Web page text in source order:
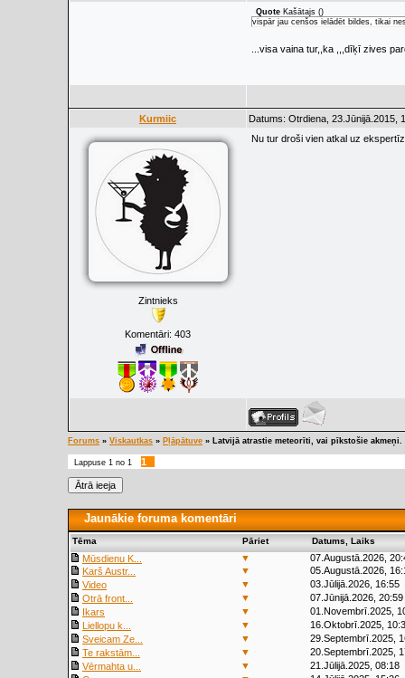
Quote Kašātajs ()
vispār jau cenšos ielādēt bildes, tikai
...visa vaina tur,,ka ,,,dīķī zives
Kurmiic Datums: Otrdiena, 23.Jūnijā.2015,
Zintnieks
Komentāri: 403
Nu tur droši vien atkal uz
Forums » Viskautkas » Pļāpātuve » Latvijā atrastie meteorīti, vai pīkstošie akmeņi.
Lappuse 1 no 1 1
Jaunākie foruma komentāri
Tēma Pāriet Datums, Laiks
Mūsdienu K... ▼
07.Augustā.2026,
Karš Austr...
▼
05.Augustā.2026,
Video
▼
03.Jūlijā.2026, 16:55
Otrā front...
▼
07.Jūnijā.2026, 20:59
Ikars
▼
01.Novembrī.2025,
Liellopu k...
▼
16.Oktobrī.2025,
Sveicam Ze...
▼
29.Septembrī.2025,
Te rakstām...
▼
20.Septembrī.2025,
Vērmahta u...
▼
21.Jūlijā.2025, 08:18